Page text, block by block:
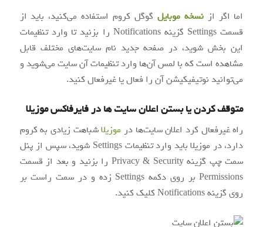
اما اگر ازنسخه موبایل گوگل کروم استفاده می‌کنید، باید از
قسمت Settings گزینه Notifications را بزنید تا وارد تنظیمات
این بخش شوید، در صفحه جدید نام سایت‌های مختلف قابل
مشاهده است که با لمس آن‌ها وارد تنظیمات آن سایت می‌شوید و
می‌توانید نوتیفیکیشن آن را فعال یا غیرفعال کنید.
متوقف کردن یا بستن اعلان سایت ها در فایرفاکس موزیلا
راه غیرفعال کرد اعلان سایت‌ها در موزیلاشباهت زیادی به کروم
دارد، در موزیلا باید وارد تنظیمات Settings شوید، سپس از پنل
سمت چپ گزینه Privacy & Security را بزنید و بعد از قسمت
Permissions بر روی دکمه Settings زده و در سمت راست بر
روی گزینه Notifications کلیک کنید.